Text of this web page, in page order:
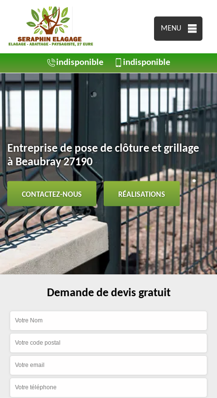
MENU
indisponible indisponible
Entreprise de pose de clôture et grillage
à Beaubray 27190
CONTACTEZ-NOUS RÉALISATIONS
Demande de devis gratuit